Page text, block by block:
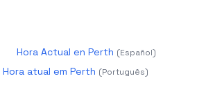
Hora Actual en Perth (Español)
Hora atual em Perth (Português)